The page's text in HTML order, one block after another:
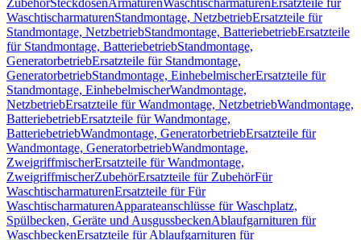
ZubehörSteckdosenArmaturenWaschtischarmaturen Ersatzteile für
WaschtischarmaturenStandmontage, NetzbetriebErsatzteile für
Standmontage, NetzbetriebStandmontage, BatteriebetriebErsatzteile
für Standmontage, BatteriebetriebStandmontage,
GeneratorbetriebErsatzteile für Standmontage,
GeneratorbetriebStandmontage, EinhebelmischerErsatzteile für
Standmontage, EinhebelmischerWandmontage,
NetzbetriebErsatzteile für Wandmontage, NetzbetriebWandmontage,
BatteriebetriebErsatzteile für Wandmontage,
BatteriebetriebWandmontage, GeneratorbetriebErsatzteile für
Wandmontage, GeneratorbetriebWandmontage,
ZweigriffmischerErsatzteile für Wandmontage,
ZweigriffmischerZubehörErsatzteile für ZubehörFür
WaschtischarmaturenErsatzteile für Für
WaschtischarmaturenApparateanschlüsse für Waschplatz,
Spülbecken, Geräte und AusgussbeckenAblaufgarnituren für
WaschbeckenErsatzteile für Ablaufgarnituren für